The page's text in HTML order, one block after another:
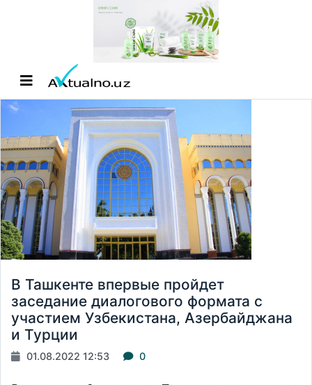
В Ташкенте впервые пройдет
заседание диалогового формата с
участием Узбекистана, Азербайджана
и Турции
01.08.2022 12:53 0